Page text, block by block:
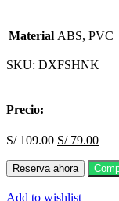
Material ABS, PVC
SKU: DXFSHNK
Precio:
S/109.00 S/79.00
Reserva ahora
Add to wishlist